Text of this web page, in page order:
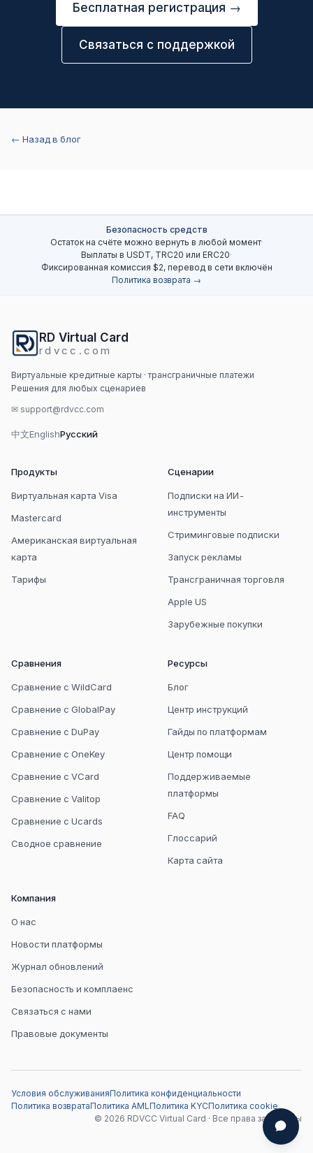
Бесплатная регистрация →
Связаться с поддержкой
← Назад в блог
Безопасность средств
Остаток на счёте можно вернуть в любой момент·
Выплаты в USDT, TRC20 или ERC20·
Фиксированная комиссия $2, перевод в сети включён
Политика возврата →
RD Virtual Card
rdvcc.com
Виртуальные кредитные карты · трансграничные платежи
Решения для любых сценариев
✉ support@rdvcc.com
中文EnglishРусский
Продукты
Виртуальная карта Visa
Mastercard
Американская виртуальная
карта
Тарифы
Сценарии
Подписки на ИИ-
инструменты
Стриминговые подписки
Запуск рекламы
Трансграничная торговля
Apple US
Зарубежные покупки
Сравнения
Сравнение с WildCard
Сравнение с GlobalPay
Сравнение с DuPay
Сравнение с OneKey
Сравнение с VCard
Сравнение с Valitop
Сравнение с Ucards
Сводное сравнение
Ресурсы
Блог
Центр инструкций
Гайды по платформам
Центр помощи
Поддерживаемые
платформы
FAQ
Глоссарий
Карта сайта
Компания
О нас
Новости платформы
Журнал обновлений
Безопасность и комплаенс
Связаться с нами
Правовые документы
Условия обслуживанияПолитика конфиденциальности
Политика возвратаПолитика AMLПолитика KYCПолитика cookie
© 2026 RDVCC Virtual Card · Все права защищены